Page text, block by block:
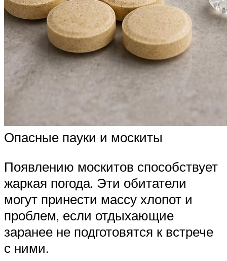
Опасные пауки и москиты
Появлению москитов способствует
жаркая погода. Эти обитатели
могут принести массу хлопот и
проблем, если отдыхающие
заранее не подготовятся к встрече
с ними.